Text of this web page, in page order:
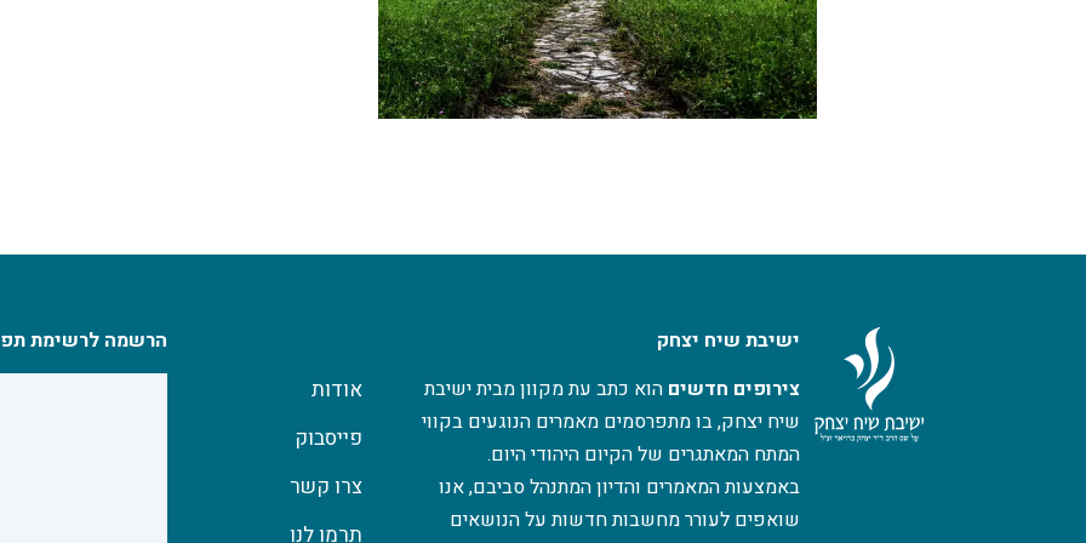
ישיבת שיח יצחק
צירופים חדשים הוא כתב עת מקוון מבית ישיבת
שיח יצחק, בו מתפרסמים מאמרים הנוגעים בקווי
המתח המאתגרים של הקיום היהודי היום.
באמצעות המאמרים והדיון המתנהל סביבם, אנו
שואפים לעורר מחשבות חדשות על הנושאים
אודות
פייסבוק
צרו קשר
תרמו לנו
הרשמה לרשימת